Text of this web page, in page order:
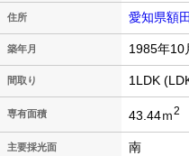
住所 愛知県額
築年月 1985年10
間取り 1LDK
専有面積 43.44ｍ2
主要採光面 南